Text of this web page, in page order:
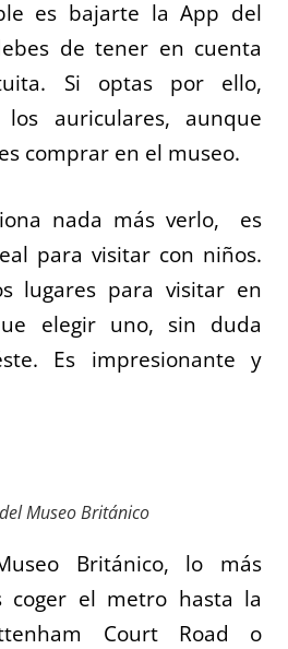
es bajarte la App del
de tener en cuenta
Si optas por ello,
auriculares, aunque
comprar en el museo.
nada más verlo, es
para visitar con niños.
lugares para visitar en
elegir uno, sin duda
Es impresionante y
Museo Británico
Británico, lo más
coger el metro hasta la
Court Road o